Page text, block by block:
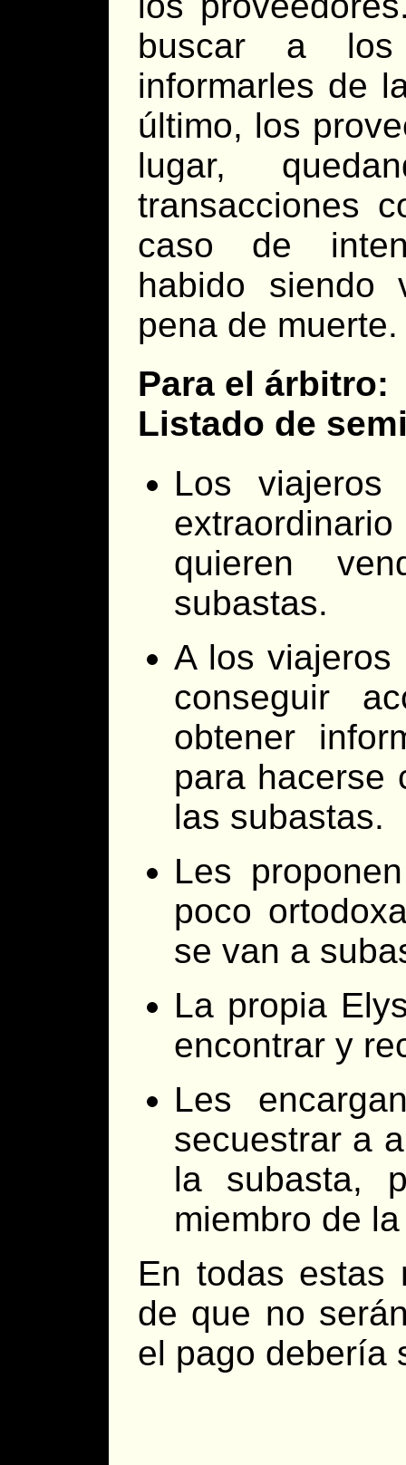
buscar a los
informarles de
último, los
lugar,
transacciones
caso de
habido siendo
pena de muerte.
Para el árbitro:
Listado de
Los
quieren
subastas.
A los viajeros
conseguir
obtener
para hacerse
las subastas.
Les
poco
se van a
La propia
encontrar y
Les
secuestrar a
la subasta,
miembro de
En todas estas
de que no
el pago debería